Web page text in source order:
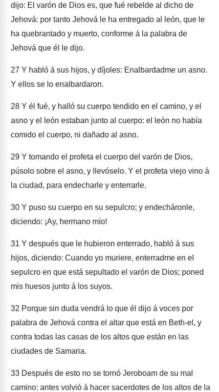
dijo: El varón de Dios es, que fué rebelde al dicho de
Jehová: por tanto Jehová le ha entregado al león, que le
ha quebrantado y muerto, conforme á la palabra de
Jehová que él le dijo.
27 Y habló á sus hijos, y díjoles: Enalbardadme un asno.
Y ellos se lo enalbardaron.
28 Y él fué, y halló su cuerpo tendido en el camino, y el
asno y el león estaban junto al cuerpo: el león no había
comido el cuerpo, ni dañado al asno.
29 Y tomando el profeta el cuerpo del varón de Dios,
púsolo sobre el asno, y llevóselo. Y el profeta viejo vino á
la ciudad, para endecharle y enterrarle.
30 Y puso su cuerpo en su sepulcro; y endecháronle,
diciendo: ¡Ay, hermano mío!
31 Y después que le hubieron enterrado, habló á sus
hijos, diciendo: Cuando yo muriere, enterradme en el
sepulcro en que está sepultado el varón de Dios; poned
mis huesos junto á los suyos.
32 Porque sin duda vendrá lo que él dijo á voces por
palabra de Jehová contra el altar que está en Beth-el, y
contra todas las casas de los altos que están en las
ciudades de Samaria.
33 Después de esto no se tornó Jeroboam de su mal
camino: antes volvió á hacer sacerdotes de los altos de la